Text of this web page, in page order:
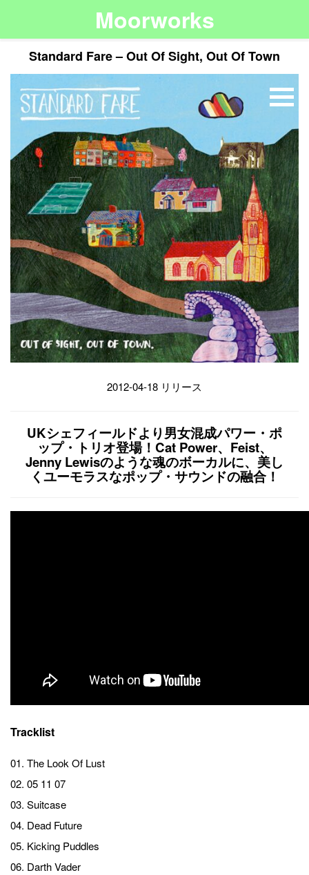
Moorworks
Standard Fare – Out Of Sight, Out Of Town
2012-04-18 リリース
UKシェフィールドより男女混成パワー・ポ
ップ・トリオ登場！Cat Power、Feist、
Jenny Lewisのような魂のボーカルに、美し
くユーモラスなポップ・サウンドの融合！
Tracklist
01. The Look Of Lust
02. 05 11 07
03. Suitcase
04. Dead Future
05. Kicking Puddles
06. Darth Vader